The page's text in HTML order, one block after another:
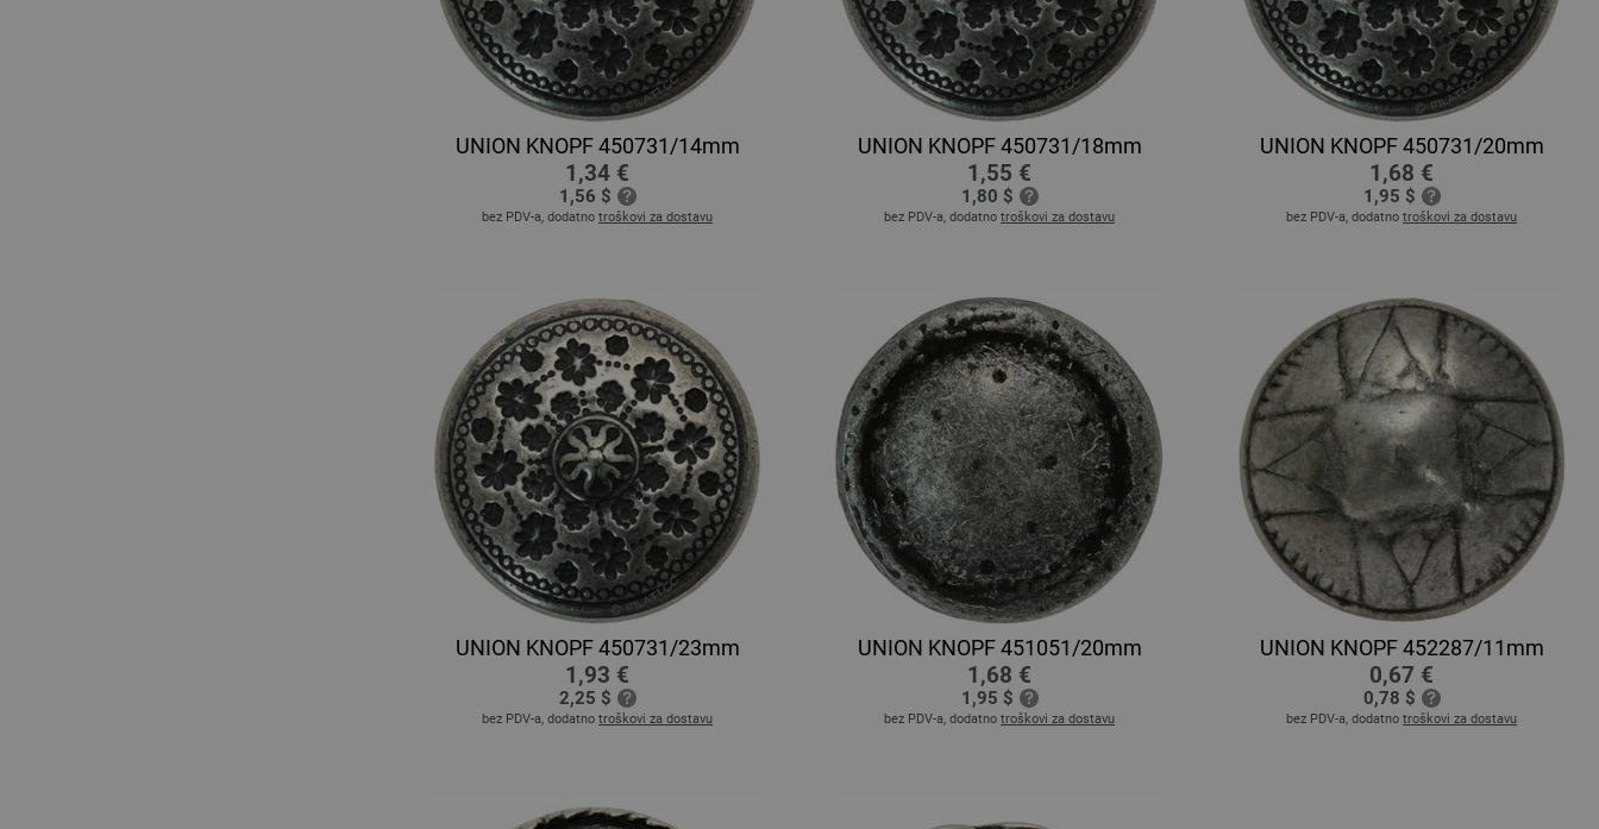
UNION KNOPF 450731/14mm
1,34 €
1,56 $
bez PDV-a, dodatno troškovi za dostavu
UNION KNOPF 450731/18mm
1,55 €
1,80 $
bez PDV-a, dodatno troškovi za dostavu
UNION KNOPF 450731/20mm
1,68 €
1,95 $
bez PDV-a, dodatno troškovi za dostavu
UNION KNOPF 450731/23mm
1,93 €
2,25 $
bez PDV-a, dodatno troškovi za dostavu
UNION KNOPF 451051/20mm
1,68 €
1,95 $
bez PDV-a, dodatno troškovi za dostavu
UNION KNOPF 452287/11mm
0,67 €
0,78 $
bez PDV-a, dodatno troškovi za dostavu